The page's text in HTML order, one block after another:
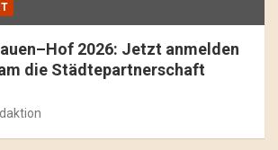
2026: Jetzt anmelden
die Städtepartnerschaft